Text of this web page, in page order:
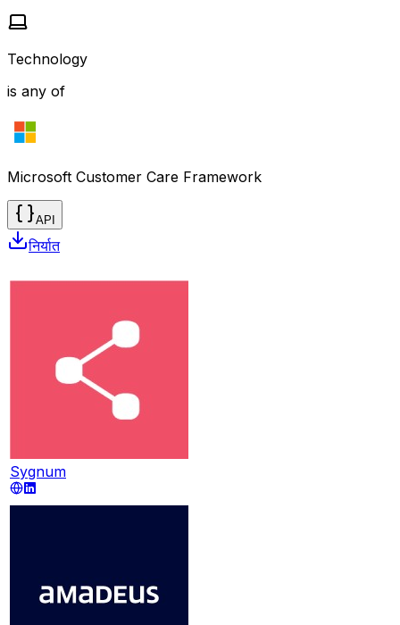
Technology
is any of
Microsoft Customer Care Framework
API
निर्यात
Sygnum